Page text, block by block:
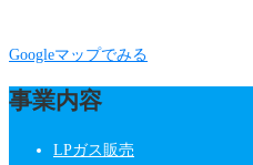
Googleマップでみる
事業内容
LPガス販売